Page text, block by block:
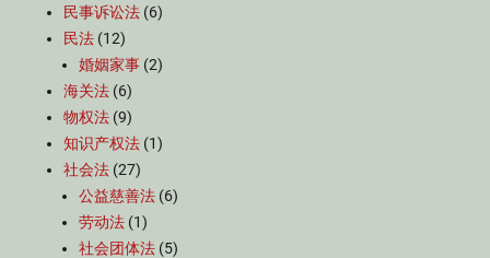
民事诉讼法 (6)
民法 (12)
婚姻家事 (2)
海关法 (6)
物权法 (9)
知识产权法 (1)
社会法 (27)
公益慈善法 (6)
劳动法 (1)
社会团体法 (5)